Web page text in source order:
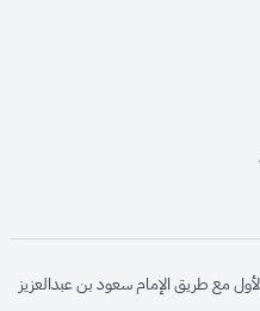
opens in new window
مع طريق الإمام سعود بن عبدالعزيز